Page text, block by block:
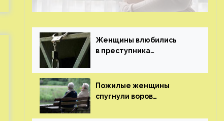
Женщины влюбились
в преступника
судью сохранить ему
жизнь
Пожилые женщины
спугнули воров